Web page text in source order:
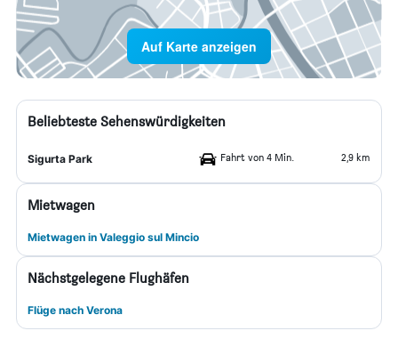
Auf Karte anzeigen
Beliebteste Sehenswürdigkeiten
Sigurta Park Fahrt von 4 Min. 2,9 km
Mietwagen
Mietwagen in Valeggio sul Mincio
Nächstgelegene Flughäfen
Flüge nach Verona